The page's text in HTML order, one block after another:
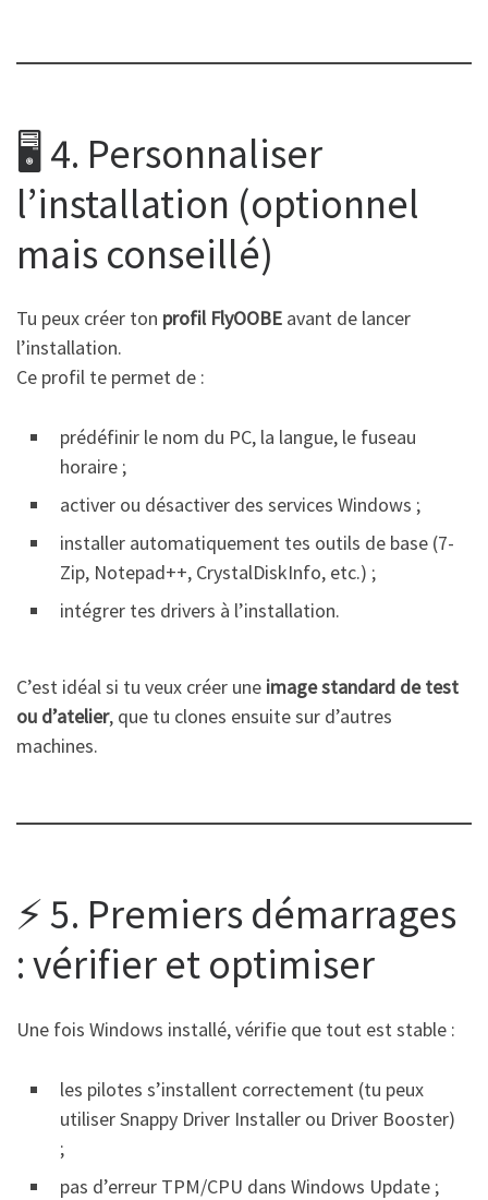
🖥️ 4. Personnaliser
l’installation (optionnel
mais conseillé)
Tu peux créer ton profil FlyOOBE avant de lancer
l’installation.
Ce profil te permet de :
prédéfinir le nom du PC, la langue, le fuseau
horaire ;
activer ou désactiver des services Windows ;
installer automatiquement tes outils de base (7-
Zip, Notepad++, CrystalDiskInfo, etc.) ;
intégrer tes drivers à l’installation.
C’est idéal si tu veux créer une image standard de test
ou d’atelier, que tu clones ensuite sur d’autres
machines.
⚡ 5. Premiers démarrages
: vérifier et optimiser
Une fois Windows installé, vérifie que tout est stable :
les pilotes s’installent correctement (tu peux
utiliser Snappy Driver Installer ou Driver Booster)
;
pas d’erreur TPM/CPU dans Windows Update ;